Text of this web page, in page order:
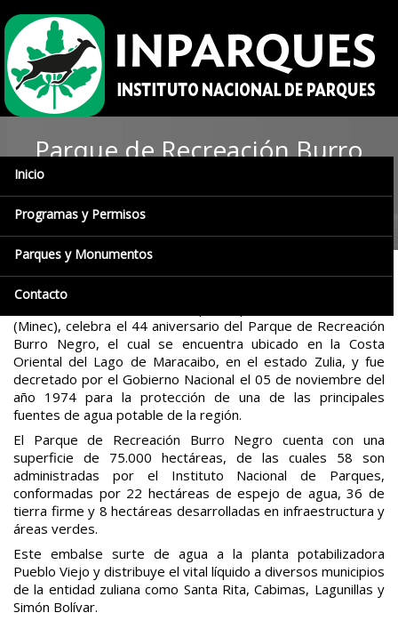
Inicio
Programas y Permisos
Parques y Monumentos
Contacto
Parque de Recreación Burro
Aniversario
El Instituto Nacional de Parques (Inparques), ente adscrito
(Minec), celebra el 44 aniversario del Parque de Recreación
Burro Negro, el cual se encuentra ubicado en la Costa
Oriental del Lago de Maracaibo, en el estado Zulia, y fue
decretado por el Gobierno Nacional el 05 de noviembre del
año 1974 para la protección de una de las principales
fuentes de agua potable de la región.
El Parque de Recreación Burro Negro cuenta con una
superficie de 75.000 hectáreas, de las cuales 58 son
administradas por el Instituto Nacional de Parques,
conformadas por 22 hectáreas de espejo de agua, 36 de
tierra firme y 8 hectáreas desarrolladas en infraestructura y
áreas verdes.
Este embalse surte de agua a la planta potabilizadora
Pueblo Viejo y distribuye el vital líquido a diversos municipios
de la entidad zuliana como Santa Rita, Cabimas, Lagunillas y
Simón Bolívar.